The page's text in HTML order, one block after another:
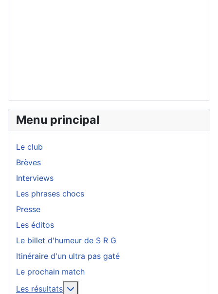
Menu principal
Le club
Brèves
Interviews
Les phrases chocs
Presse
Les éditos
Le billet d'humeur de S R G
Itinéraire d'un ultra pas gaté
Le prochain match
Les résultats